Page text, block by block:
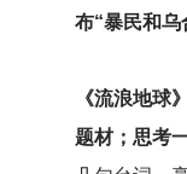
布“暴民和乌
《流浪地球
题材；思考